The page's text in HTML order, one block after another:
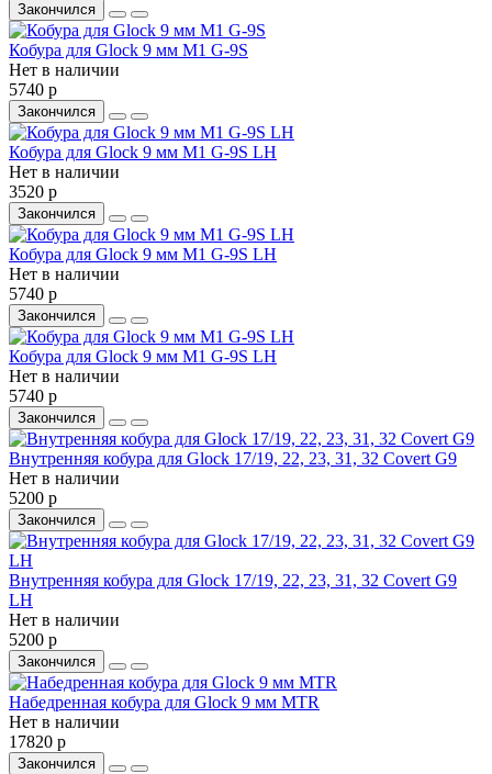
Закончился
Кобура для Glock 9 мм M1 G-9S
Нет в наличии
5740 р
Закончился
Кобура для Glock 9 мм M1 G-9S LH
Нет в наличии
3520 р
Закончился
Кобура для Glock 9 мм M1 G-9S LH
Нет в наличии
5740 р
Закончился
Кобура для Glock 9 мм M1 G-9S LH
Нет в наличии
5740 р
Закончился
Внутренняя кобура для Glock 17/19, 22, 23, 31, 32 Covert G9
Нет в наличии
5200 р
Закончился
Внутренняя кобура для Glock 17/19, 22, 23, 31, 32 Covert G9
LH
Нет в наличии
5200 р
Закончился
Набедренная кобура для Glock 9 мм MTR
Нет в наличии
17820 р
Закончился